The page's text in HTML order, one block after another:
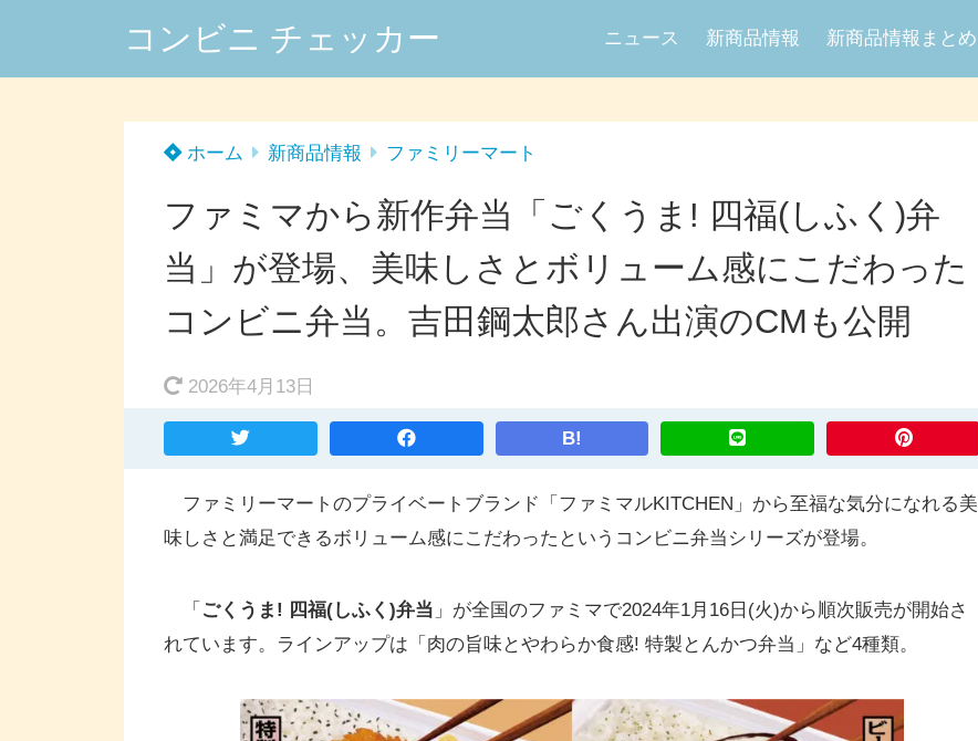
コンビニ チェッカー ニュース 新商品情報 新商品情報まとめ
ホーム 新商品情報 ファミリーマート
ファミマから新作弁当「ごくうま! 四福(しふく)弁
当」が登場、美味しさとボリューム感にこだわった
コンビニ弁当。吉田鋼太郎さん出演のCMも公開
2026年4月13日
B!
ファミリーマートのプライベートブランド「ファミマルKITCHEN」から至福な気分になれる美
味しさと満足できるボリューム感にこだわったというコンビニ弁当シリーズが登場。
「 ごくうま! 四福(しふく)弁当 」が全国のファミマで2024年1月16日(火)から順次販売が開始さ
れています。ラインアップは「肉の旨味とやわらか食感! 特製とんかつ弁当」など4種類。